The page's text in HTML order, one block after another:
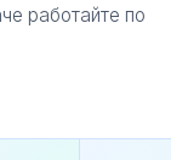
работайте по